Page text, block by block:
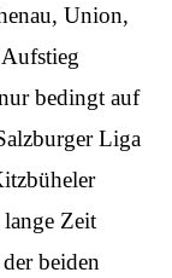
Union,
bedingt auf
Liga
Zeit
beiden